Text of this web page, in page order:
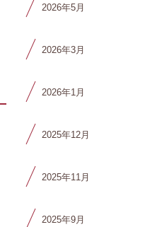
2026年5月
2026年3月
2026年1月
2025年12月
2025年11月
2025年9月